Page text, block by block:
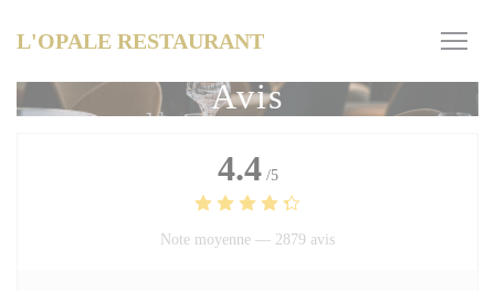
L'OPALE RESTAURANT
Avis
4.4 /5
Note moyenne — 2879 avis